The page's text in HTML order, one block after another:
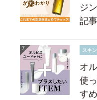
ジ
記
スキ
オ
使
す